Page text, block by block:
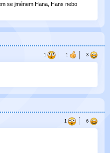
se jménem Hana, Hans nebo